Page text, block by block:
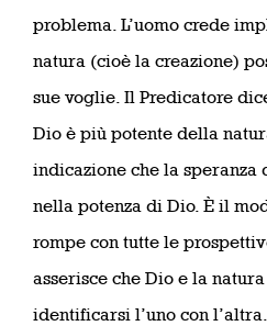
problema. L’uomo crede
natura (cioè la creazione)
sue voglie. Il Predicatore
Dio è più potente della
indicazione che la speranza
nella potenza di Dio. È il
rompe con tutte le
asserisce che Dio e la
identificarsi l’uno con l’altra.